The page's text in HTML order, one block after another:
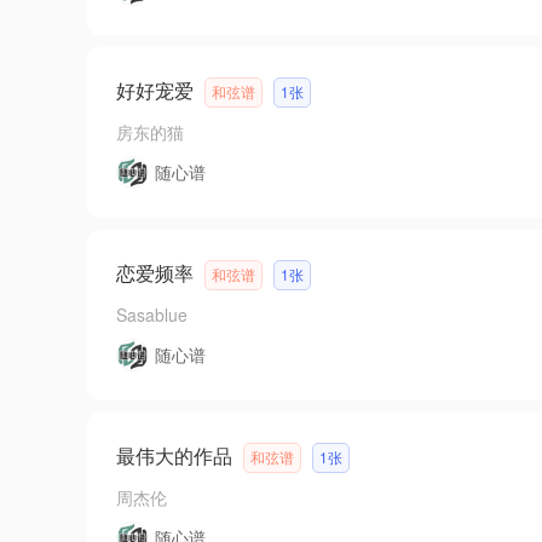
好好宠爱 和弦谱 1张
房东的猫
随心谱
恋爱频率 和弦谱 1张
Sasablue
随心谱
最伟大的作品 和弦谱 1张
周杰伦
随心谱